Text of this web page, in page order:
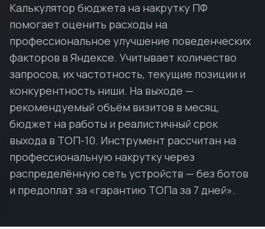
Калькулятор бюджета на накрутку ПФ
помогает оценить расходы на
профессиональное улучшение поведенческих
факторов в Яндексе. Учитывает количество
запросов, их частотность, текущие позиции и
конкурентность ниши. На выходе —
рекомендуемый объём визитов в месяц,
бюджет на работы и реалистичный срок
выхода в ТОП-10. Инструмент рассчитан на
профессиональную накрутку через
распределённую сеть устройств — без ботов
и предоплат за «гарантию ТОПа за 7 дней».